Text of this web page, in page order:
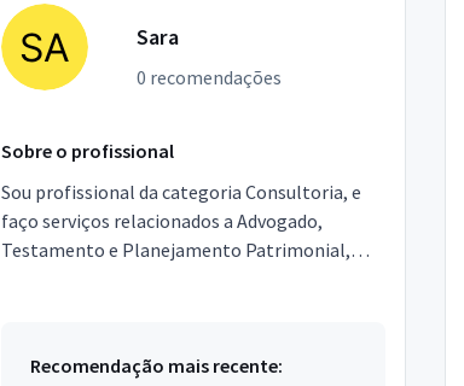
Sara
0 recomendações
Sobre o profissional
Sou profissional da categoria Consultoria, e
faço serviços relacionados a Advogado,
Testamento e Planejamento Patrimonial,
Recomendação mais recente: